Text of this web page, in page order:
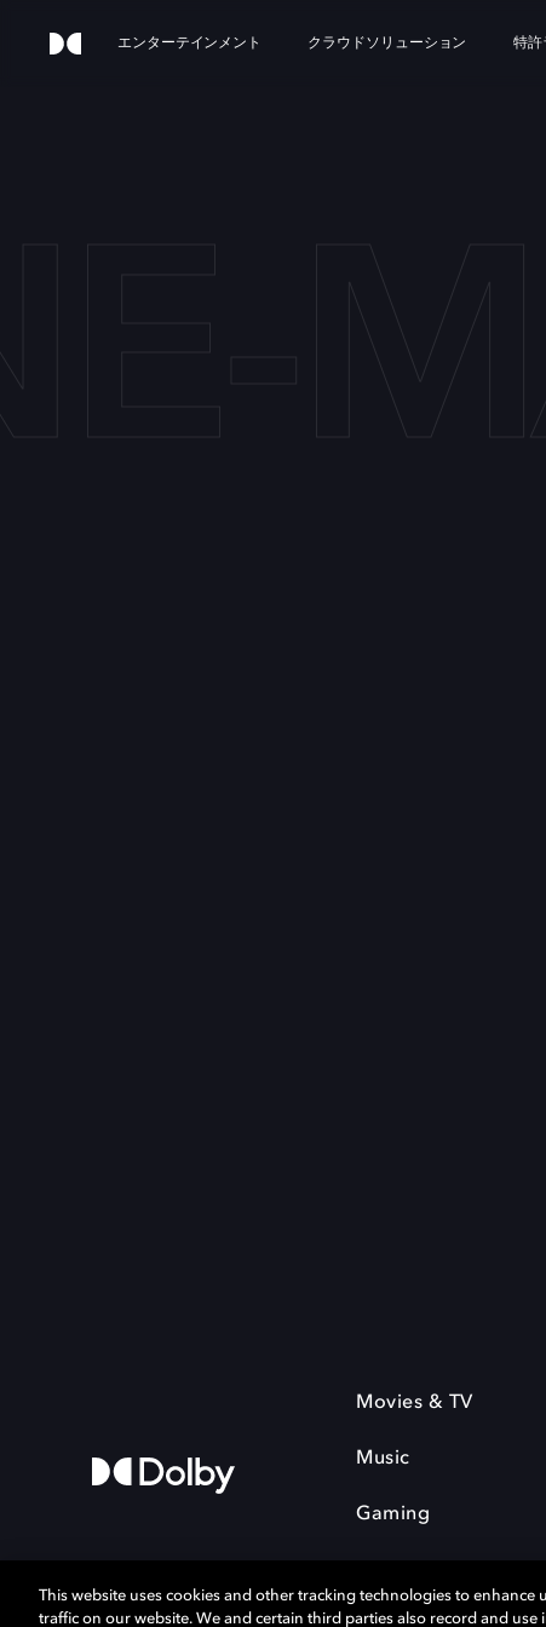
エンターテインメント クラウドソリューション 特許
Movies & TV
Music
Gaming
This website uses cookies and other tracking technologies to enhance
traffic on our website. We and certain third parties also record and